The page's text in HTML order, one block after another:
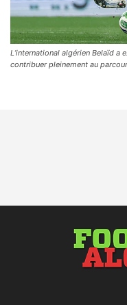
L’international algérien Belaïd
contribuer pleinement au